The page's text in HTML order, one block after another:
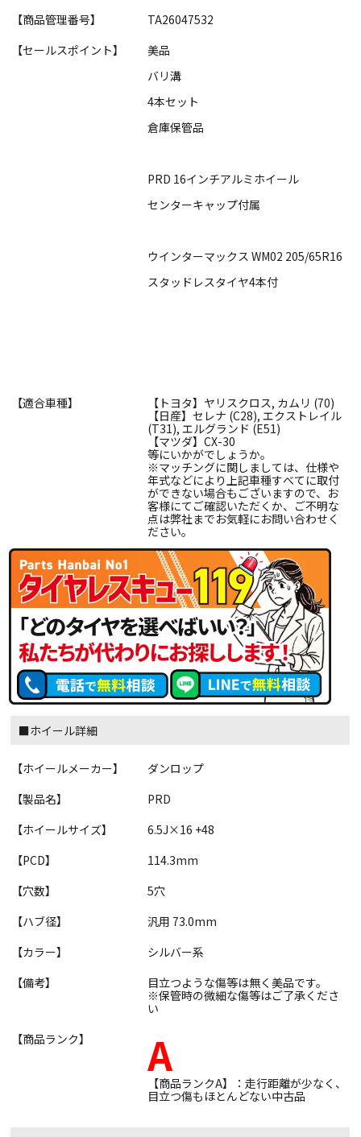
【商品管理番号】
TA26047532
【セールスポイント】
美品
バリ溝
4本セット
倉庫保管品
PRD 16インチアルミホイール
センターキャップ付属
ウインターマックス WM02 205/65R16
スタッドレスタイヤ4本付
【適合車種】
【トヨタ】ヤリスクロス, カムリ (70)
【日産】セレナ (C28), エクストレイル
(T31), エルグランド (E51)
【マツダ】CX-30
等にいかがでしょうか。
※マッチングに関しましては、仕様や
年式などにより上記車種すべてに取付
ができない場合もございますので、お
客様にてご確認いただくか、ご不明な
点は弊社までお気軽にお問い合わせく
ださい。
■ホイール詳細
【ホイールメーカー】
ダンロップ
【製品名】
PRD
【ホイールサイズ】
6.5J×16 +48
【PCD】
114.3mm
【穴数】
5穴
【ハブ径】
汎用 73.0mm
【カラー】
シルバー系
【備考】
目立つような傷等は無く美品です。
※保管時の微細な傷等はご了承くださ
い
【商品ランク】
A
【商品ランクA】：走行距離が少なく、
目立つ傷もほとんどない中古品